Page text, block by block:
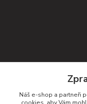
+420 732 552 122
Náš e-shop a partneři